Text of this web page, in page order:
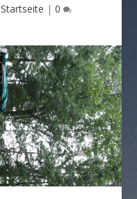
Startseite | 0